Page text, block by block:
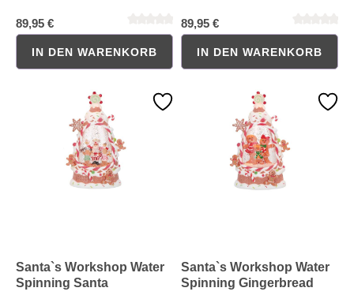
Durchschnittliche Bewertung von 0 von 5 SternenDurchschnittliche Bewertung
89,95 €
IN DEN WARENKORB
89,95 €
IN DEN WARENKORB
Santa`s Workshop Water
Spinning Santa
Santa`s Workshop Water
Spinning Gingerbread